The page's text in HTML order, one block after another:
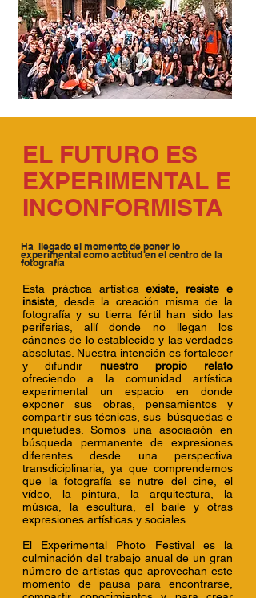
EL FUTURO ES
EXPERIMENTAL E
INCONFORMISTA
Ha llegado el momento de poner lo
experimental como actitud en el centro de la
fotografía
Esta práctica artística existe, resiste e
insiste , desde la creación misma de la
fotografía y su tierra fértil han sido las
periferias, allí donde no llegan los
cánones de lo establecido y las verdades
absolutas. Nuestra intención es fortalecer
y difundir nuestro propio relato
ofreciendo a la comunidad artística
experimental un espacio en donde
exponer sus obras, pensamientos y
compartir sus técnicas, sus búsquedas e
inquietudes. Somos una asociación en
búsqueda permanente de expresiones
diferentes desde una perspectiva
transdiciplinaria, ya que comprendemos
que la fotografía se nutre del cine, el
vídeo, la pintura, la arquitectura, la
música, la escultura, el baile y otras
expresiones artísticas y sociales.
El Experimental Photo Festival es la
culminación del trabajo anual de un gran
número de artistas que aprovechan este
momento de pausa para encontrarse,